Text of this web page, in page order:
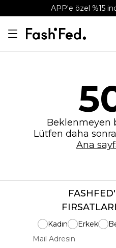
APP'e özel %15
Beklenmeyen
Lütfen daha
Ana
Kadın Erkek
Mail Adresin